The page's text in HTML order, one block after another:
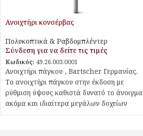
Ανοιχτήρι κονσέρβας
Πολυκοπτικά & Ραβδομπλέντερ
Σύνδεση για να δείτε τις τιμές
Κωδικός: 49.26.003.0001
Ανοιχτήρι πάγκου , Bartscher Γερμανίας.
Το ανοιχτήρι πάγκου στην έκδοση με
ρύθμιση ύψους καθιστά δυνατό το άνοιγμα
ακόμα και ιδιαίτερα μεγάλων δοχείων
ύψους έως 565mm. Ο μηχανισμός